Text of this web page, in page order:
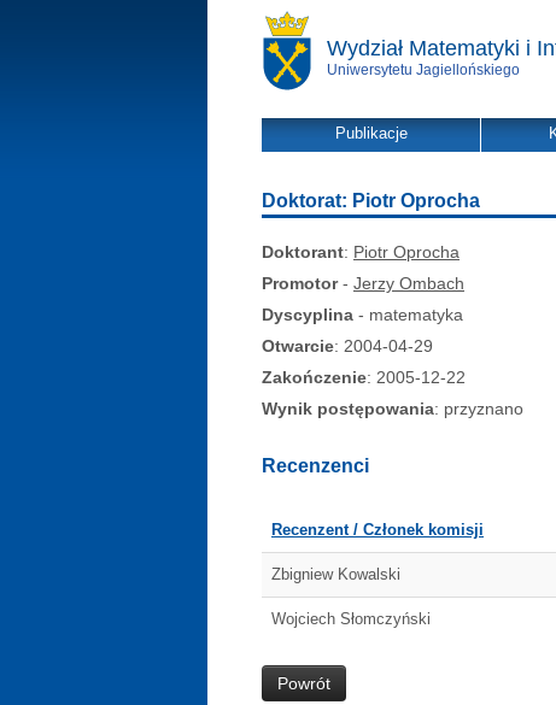
Wydział Matematyki i
Uniwersytetu Jagiellońskiego
Publikacje
Doktorat: Piotr Oprocha
Doktorant: Piotr Oprocha
Promotor- Jerzy Ombach
Dyscyplina - matematyka
Otwarcie: 2004-04-29
Zakończenie: 2005-12-22
Wynik postępowania: przyznano
Recenzenci
Recenzent / Członek komisji
Zbigniew Kowalski
Wojciech Słomczyński
Powrót